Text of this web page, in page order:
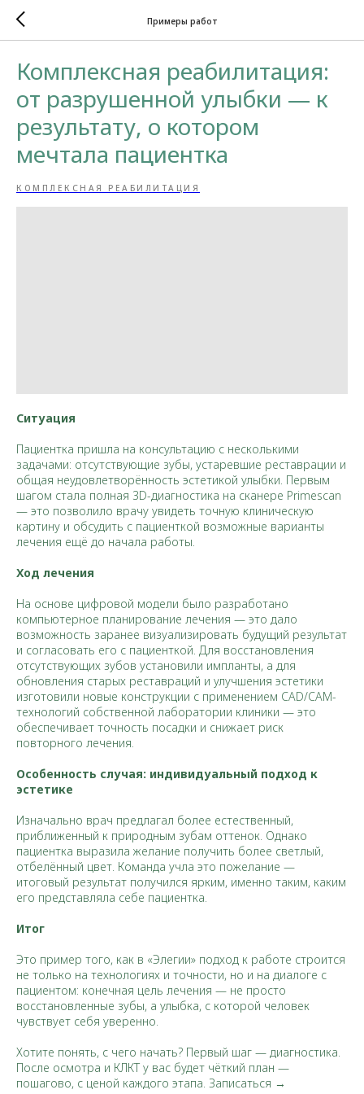
Примеры работ
Комплексная реабилитация:
от разрушенной улыбки — к
результату, о котором
мечтала пациентка
КОМПЛЕКСНАЯ РЕАБИЛИТАЦИЯ
Ситуация
Пациентка пришла на консультацию с несколькими
задачами: отсутствующие зубы, устаревшие реставрации и
общая неудовлетворённость эстетикой улыбки. Первым
шагом стала полная 3D-диагностика на сканере Primescan
— это позволило врачу увидеть точную клиническую
картину и обсудить с пациенткой возможные варианты
лечения ещё до начала работы.
Ход лечения
На основе цифровой модели было разработано
компьютерное планирование лечения — это дало
возможность заранее визуализировать будущий результат
и согласовать его с пациенткой. Для восстановления
отсутствующих зубов установили импланты, а для
обновления старых реставраций и улучшения эстетики
изготовили новые конструкции с применением CAD/CAM-
технологий собственной лаборатории клиники — это
обеспечивает точность посадки и снижает риск
повторного лечения.
Особенность случая: индивидуальный подход к
эстетике
Изначально врач предлагал более естественный,
приближенный к природным зубам оттенок. Однако
пациентка выразила желание получить более светлый,
отбелённый цвет. Команда учла это пожелание —
итоговый результат получился ярким, именно таким, каким
его представляла себе пациентка.
Итог
Это пример того, как в «Элегии» подход к работе строится
не только на технологиях и точности, но и на диалоге с
пациентом: конечная цель лечения — не просто
восстановленные зубы, а улыбка, с которой человек
чувствует себя уверенно.
Хотите понять, с чего начать? Первый шаг — диагностика.
После осмотра и КЛКТ у вас будет чёткий план —
пошагово, с ценой каждого этапа. Записаться →